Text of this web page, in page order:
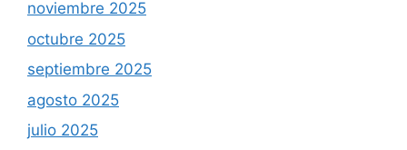
noviembre 2025
octubre 2025
septiembre 2025
agosto 2025
julio 2025